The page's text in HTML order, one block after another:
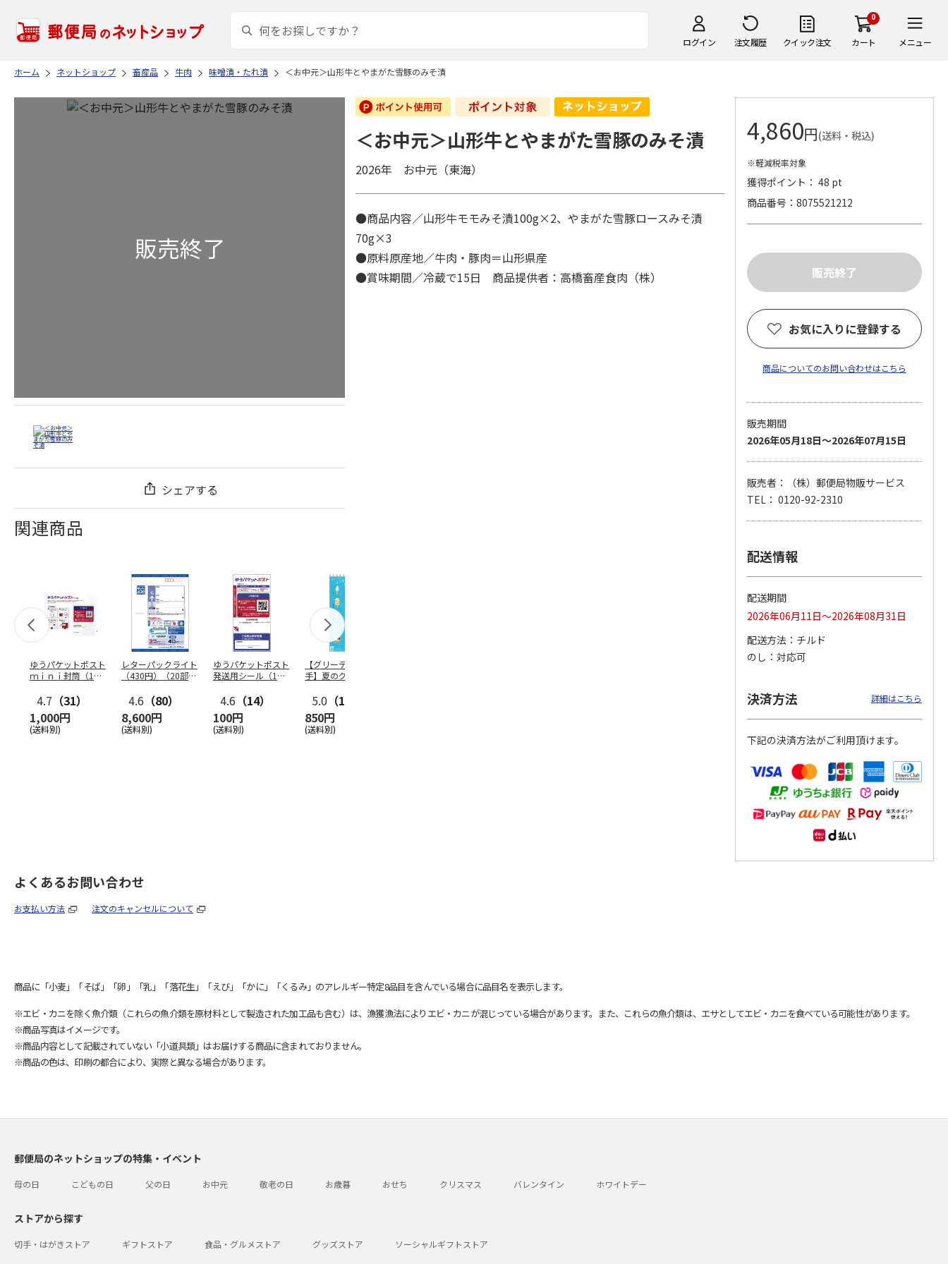
ログイン 注文履歴 クイック注文
0
カート メニュー
ホーム ネットショップ 畜産品 牛肉 味噌漬・たれ漬 ＜お中元＞山形牛とやまがた雪豚のみそ漬
シェアする
関連商品
ゆうパケットポスト
ｍｉｎｉ封筒（1個
4.7 （31）
1,000円
(送料別)
レターパックライト
（430円）（20部セ
4.6 （80）
8,600円
(送料別)
ゆうパケットポスト
発送用シール（1個
4.6 （14）
100円
(送料別)
【グリーティング切
手】夏のグリーティ
5.0 （10）
850円
(送料別)
【グリーティング切
円…
4.8（11）
5,500円
4.6（7）
11,000円
＜お中元＞山形牛とやまがた雪豚のみそ漬
2026年 お中元（東海）
●商品内容／山形牛モモみそ漬100g×2、やまがた雪豚ロースみそ漬
70g×3
●原料原産地／牛肉・豚肉＝山形県産
●賞味期間／冷蔵で15日 商品提供者：高橋畜産食肉（株）
4,860円(送料・税込)
※軽減税率対象
獲得ポイント： 48 pt
商品番号
8075521212
お気に入りに登録する
商品についてのお問い合わせはこちら
販売期間
2026年05月18日～2026年07月15日
販売者：（株）郵便局物販サービス
TEL： 0120-92-2310
配送情報
配送期間
2026年06月11日～2026年08月31日
配送方法
チルド
のし
対応可
決済方法 詳細はこちら
下記の決済方法がご利用頂けます。
よくあるお問い合わせ
お支払い方法 注文のキャンセルについて
商品に「小麦」「そば」「卵」「乳」「落花生」「えび」「かに」「くるみ」のアレルギー特定8品目を含んでいる場合に品目名を表示します。
※エビ・カニを除く魚介類（これらの魚介類を原材料として製造された加工品も含む）は、漁獲漁法によりエビ・カニが混じっている場合があります。また、これらの魚介類は、エサとしてエビ・カニを食べている可能性があります。
※商品写真はイメージです。
※商品内容として記載されていない「小道具類」はお届けする商品に含まれておりません。
※商品の色は、印刷の都合により、実際と異なる場合があります。
郵便局のネットショップの特集・イベント
母の日 こどもの日 父の日 お中元 敬老の日 お歳暮 おせち クリスマス バレンタイン ホワイトデー
ストアから探す
切手・はがきストア ギフトストア 食品・グルメストア グッズストア ソーシャルギフトストア